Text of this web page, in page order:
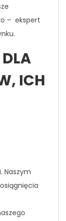
– ekspert
ICH
Naszym